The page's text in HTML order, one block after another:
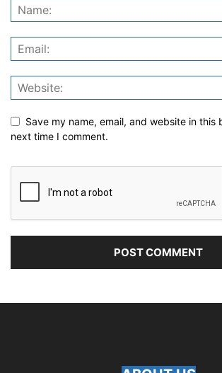
Save my name, email, and website in this
next time I comment.